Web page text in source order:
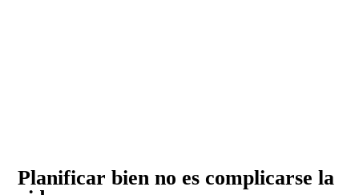
Planificar bien no es complicarse la